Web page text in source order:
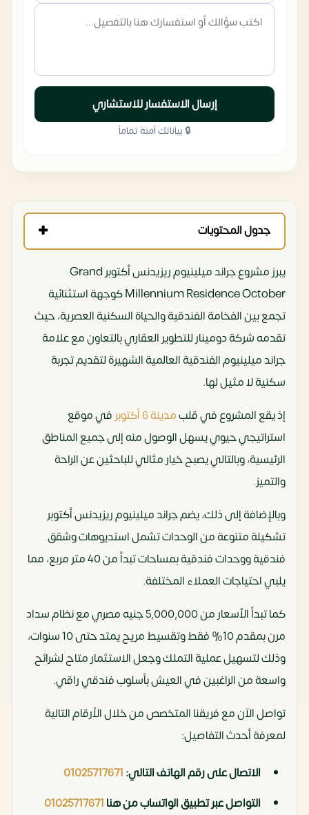
إرسال الاستفسار للاستشاري
🔒 بياناتك آمنة تماماً
جدول المحتويات
يبرز مشروع جراند ميلينيوم ريزيدنس أكتوبر Grand
Millennium Residence October كوجهة استثنائية
تجمع بين الفخامة الفندقية والحياة السكنية العصرية، حيث
تقدمه شركة دومينار للتطوير العقاري بالتعاون مع علامة
جراند ميلينيوم الفندقية العالمية الشهيرة لتقديم تجربة
سكنية لا مثيل لها.
إذ يقع المشروع في قلبمدينة 6 أكتوبر
في موقع
استراتيجي حيوي يسهل الوصول منه إلى جميع المناطق
الرئيسية، وبالتالي يصبح خيار مثالي للباحثين عن الراحة
والتميز.
وبالإضافة إلى ذلك، يضم جراند ميلينيوم ريزيدنس أكتوبر
تشكيلة متنوعة من الوحدات تشمل استديوهات وشقق
فندقية ووحدات فندقية بمساحات تبدأ من 40 متر مربع، مما
يلبي احتياجات العملاء المختلفة.
كما تبدأ الأسعار من 5,000,000 جنيه مصري مع نظام سداد
مرن بمقدم 10% فقط وتقسيط مريح يمتد حتى 10 سنوات،
وذلك لتسهيل عملية التملك وجعل الاستثمار متاح لشرائح
واسعة من الراغبين في العيش بأسلوب فندقي راقي.
تواصل الآن مع فريقنا المتخصص من خلال الأرقام التالية
لمعرفة أحدث التفاصيل:
الاتصال على رقم الهاتف التالي:01025717671
التواصل عبر تطبيق الواتساب من هنا01025717671